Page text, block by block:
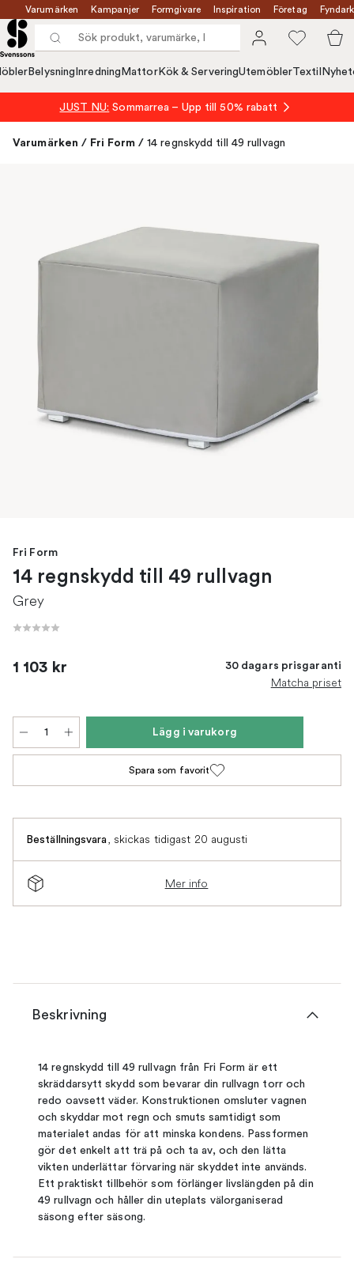
Varumärken Kampanjer Formgivare Inspiration Företag
Belysning Inredning MattorKök & ServeringUtemöblerTextil
JUST NU: Sommarrea – Upp till 50% rabatt
Varumärken / Fri Form / 14 regnskydd till 49 rullvagn
Fri Form
14 regnskydd till 49 rullvagn
Grey
1 103 kr 30 dagars prisgaranti
Matcha priset
Lägg i varukorg
Spara som favorit
Beställningsvara, skickas tidigast 20 augusti
Mer info
Beskrivning
14 regnskydd till 49 rullvagn från Fri Form är ett
skräddarsytt skydd som bevarar din rullvagn torr och
redo oavsett väder. Konstruktionen omsluter vagnen
och skyddar mot regn och smuts samtidigt som
materialet andas för att minska kondens. Passformen
gör det enkelt att trä på och ta av, och den lätta
vikten underlättar förvaring när skyddet inte används.
Ett praktiskt tillbehör som förlänger livslängden på din
49 rullvagn och håller din uteplats välorganiserad
säsong efter säsong.